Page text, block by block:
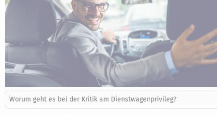
Worum geht es bei der Kritik am Dienstwagenprivileg?